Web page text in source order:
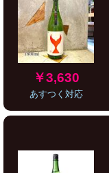
￥3,630
あすつく対応